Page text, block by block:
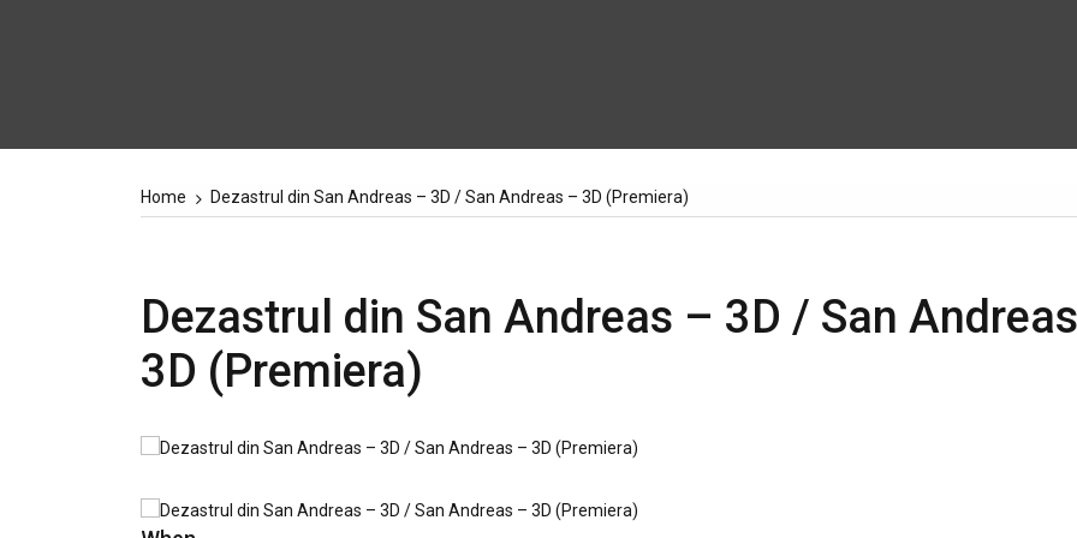
Home Dezastrul din San Andreas – 3D / San Andreas – 3D (Premiera)
Dezastrul din San Andreas – 3D / San
3D (Premiera)